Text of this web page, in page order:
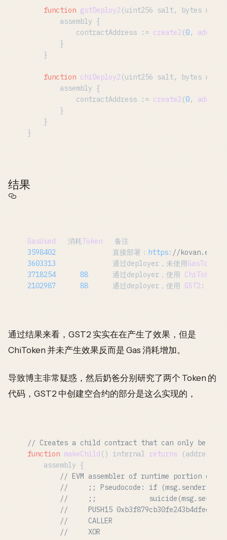
function gstDeploy2 (uint256 salt, bytes
        assembly {
            contractAddress :=
create2 (0, add
        }
    }
function chiDeploy2 (uint256 salt, bytes
        assembly {
            contractAddress :=
create2 (0, add
        }
    }
结果
GasUsed
   消耗
Token
3598402
              直接部署：
https: //
3603313
              通过deployer，未使用
GasToken
3718254
88
      通过deployer，使用
ChiToken
2102987
88
      通过deployer，使用
GST2 :
通过结果来看，GST2 实实在在产生了效果，但是
ChiToken 并未产生效果反而是 Gas 消耗增加。
导致博主非常疑惑，然后奶爸分别研究了两个 Token 的
代码，GST2 中创建空合约的部分是这么实现的，
// Creates a child contract that can only be
function makeChild () internal returns (address
    assembly {
// EVM assembler of runtime portion of
//     ;; Pseudocode: if (msg.sender !=
//     ;;             suicide(msg.sender)
//     PUSH15
//     CALLER
//     XOR